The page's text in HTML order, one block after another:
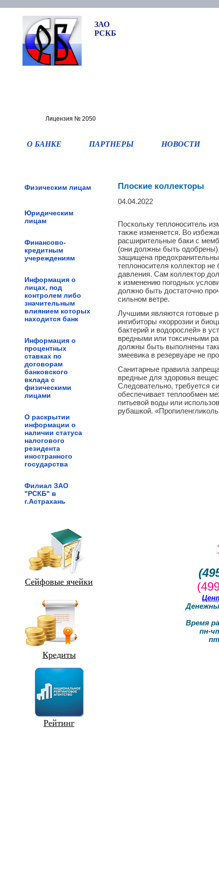
ЗАО
РСКБ
Лицензия № 2050
О БАНКЕ ПАРТНЕРЫ НОВОСТИ
Физическим лицам
Физическим лицам
Юридическим
лицам
Юридическим
лицам
Финансово-
кредитным
учереждениям
Финансово-
кредитным
учереждениям
Информация о
лицах, под
контролем либо
значительным
влиянием которых
находится банк
Информация о
лицах, под
контролем либо
значительным
влиянием которых
находится банк
Информация о
процентных
ставках по
договорам
банковского
вклада с
физическими
лицами
Информация о
процентных
ставках по
договорам
банковского
вклада с
физическими
лицами
О раскрытии
информации о
наличии статуса
налогового
резидента
иностранного
государства
О раскрытии
информации о
наличии статуса
налогового
резидента
иностранного
государства
Филиал ЗАО
"РСКБ" в
г.Астрахань
Филиал ЗАО
"РСКБ" в
г.Астрахань
Сейфовые ячейки
Кредиты
Рейтинг
Плоские коллекторы
04.04.2022
Поскольку теплоноситель
также изменяется. Во
расширительные баки с
(они должны быть
защищена
теплоносителя коллектор
давления. Сам коллектор
к изменению погодных
должно быть достаточно
сильном ветре.
Лучшими являются готовые
ингибиторы «коррозии и
бактерий и водорослей» в
вредными или токсичными
должны быть выполнены
змеевика в резервуаре не
Санитарные правила
вредные для здоровья
Следовательно, требуется
обеспечивает теплообмен
питьевой воды или
рубашкой.
Время
пн-
пт :